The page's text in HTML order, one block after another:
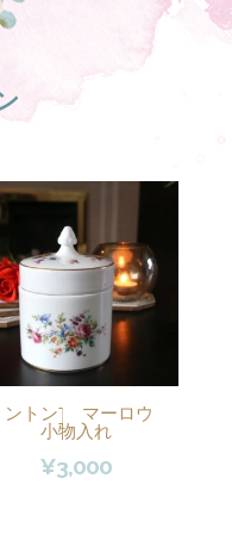
ントン] マーロウ
小物入れ
¥3,000